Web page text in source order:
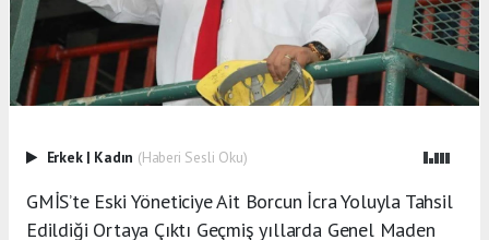
Erkek | Kadın (Haberi Sesli Oku)
GMİS’te Eski Yöneticiye Ait Borcun İcra Yoluyla Tahsil
Edildiği Ortaya Çıktı Geçmiş yıllarda Genel Maden